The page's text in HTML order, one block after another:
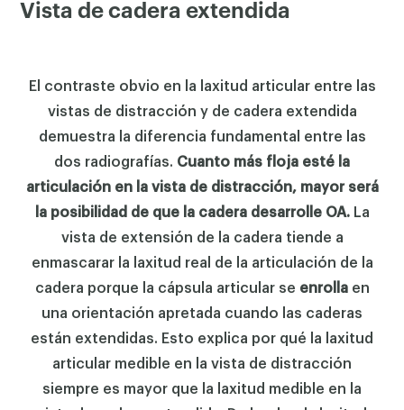
Vista de cadera extendida
El contraste obvio en la laxitud articular entre las
vistas de distracción y de cadera extendida
demuestra la diferencia fundamental entre las
dos radiografías. Cuanto más floja esté la
articulación en la vista de distracción, mayor será
la posibilidad de que la cadera desarrolle OA.La
vista de extensión de la cadera tiende a
enmascarar la laxitud real de la articulación de la
cadera porque la cápsula articular se enrollaen
una orientación apretada cuando las caderas
están extendidas. Esto explica por qué la laxitud
articular medible en la vista de distracción
siempre es mayor que la laxitud medible en la